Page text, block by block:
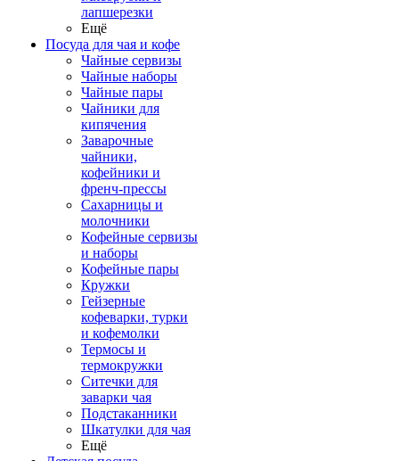
лапшерезки
Ещё
Посуда для чая и кофе
Чайные сервизы
Чайные наборы
Чайные пары
Чайники для
кипячения
Заварочные
чайники,
кофейники и
френч-прессы
Сахарницы и
молочники
Кофейные сервизы
и наборы
Кофейные пары
Кружки
Гейзерные
кофеварки, турки
и кофемолки
Термосы и
термокружки
Ситечки для
заварки чая
Подстаканники
Шкатулки для чая
Ещё